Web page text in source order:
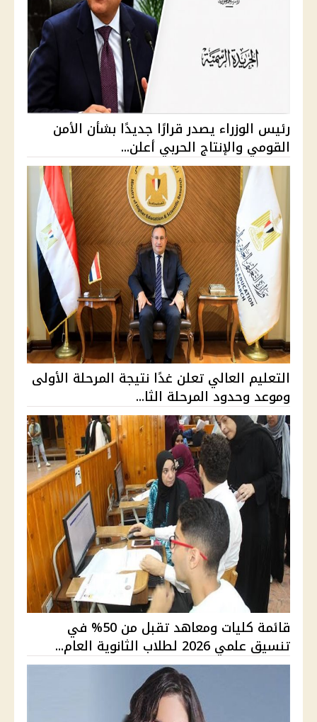
رئيس الوزراء يصدر قرارًا جديدًا بشأن الأمن
القومي والإنتاج الحربي أعلن...
التعليم العالي تعلن غدًا نتيجة المرحلة الأولى
وموعد وحدود المرحلة الثا...
قائمة كليات ومعاهد تقبل من 50% في
تنسيق علمي 2026 لطلاب الثانوية العام...